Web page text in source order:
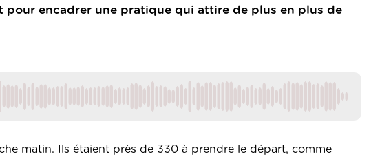
pour encadrer une pratique qui attire de plus en plus de
matin. Ils étaient près de 330 à prendre le départ, comme